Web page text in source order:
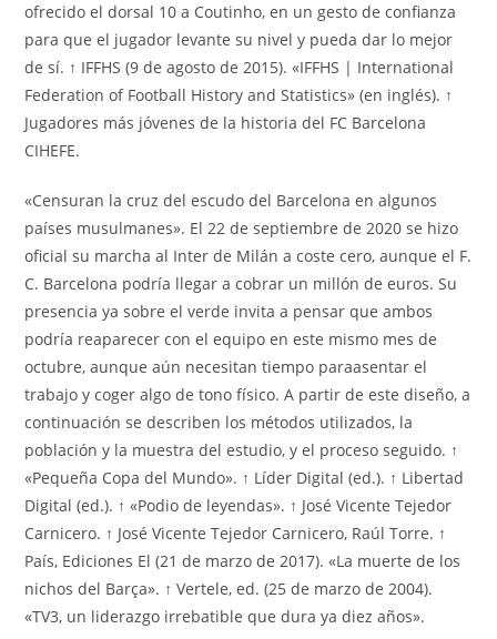
ofrecido el dorsal 10 a Coutinho, en un gesto de confianza
para que el jugador levante su nivel y pueda dar lo mejor
de sí. ↑ IFFHS (9 de agosto de 2015). «IFFHS | International
Federation of Football History and Statistics» (en inglés). ↑
Jugadores más jóvenes de la historia del FC Barcelona
CIHEFE.
«Censuran la cruz del escudo del Barcelona en algunos
países musulmanes». El 22 de septiembre de 2020 se hizo
oficial su marcha al Inter de Milán a coste cero, aunque el F.
C. Barcelona podría llegar a cobrar un millón de euros. Su
presencia ya sobre el verde invita a pensar que ambos
podría reaparecer con el equipo en este mismo mes de
octubre, aunque aún necesitan tiempo paraasentar el
trabajo y coger algo de tono físico. A partir de este diseño, a
continuación se describen los métodos utilizados, la
población y la muestra del estudio, y el proceso seguido. ↑
«Pequeña Copa del Mundo». ↑ Líder Digital (ed.). ↑ Libertad
Digital (ed.). ↑ «Podio de leyendas». ↑ José Vicente Tejedor
Carnicero. ↑ José Vicente Tejedor Carnicero, Raúl Torre. ↑
País, Ediciones El (21 de marzo de 2017). «La muerte de los
nichos del Barça». ↑ Vertele, ed. (25 de marzo de 2004).
«TV3, un liderazgo irrebatible que dura ya diez años».